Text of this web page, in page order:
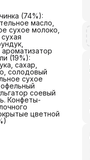
(74%):
масло,
сухое молоко,
(19%):
сахар,
солодовый
сухое
соевый
Конфеты-
цветной